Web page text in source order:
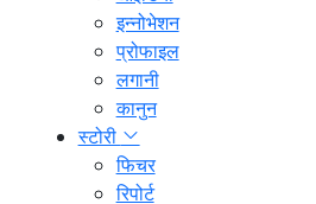
इन्नोभेशन
प्रोफाइल
लगानी
कानुन
स्टोरी
फिचर
रिपोर्ट